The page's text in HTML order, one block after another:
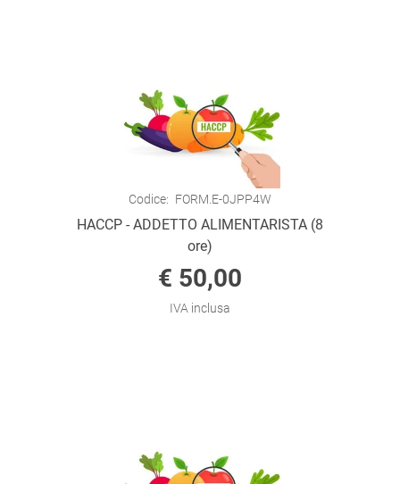
Codice: FORM.E-0JPP4W
HACCP - ADDETTO ALIMENTARISTA (8
ore)
€ 50,00
IVA inclusa